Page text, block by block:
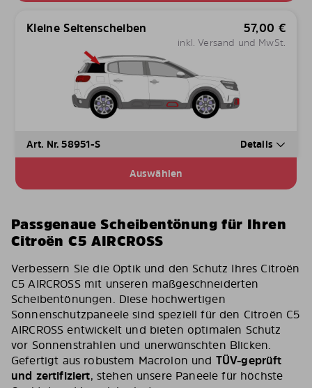
Kleine Seitenscheiben 57,00 €
inkl. Versand und MwSt.
Art. Nr. 58951-S Details
Auswählen
Passgenaue Scheibentönung für Ihren
Citroën C5 AIRCROSS
Verbessern Sie die Optik und den Schutz Ihres Citroën
C5 AIRCROSS mit unseren maßgeschneiderten
Scheibentönungen. Diese hochwertigen
Sonnenschutzpaneele sind speziell für den Citroën C5
AIRCROSS entwickelt und bieten optimalen Schutz
vor Sonnenstrahlen und unerwünschten Blicken.
Gefertigt aus robustem Macrolon und TÜV-geprüft
und zertifiziert, stehen unsere Paneele für höchste